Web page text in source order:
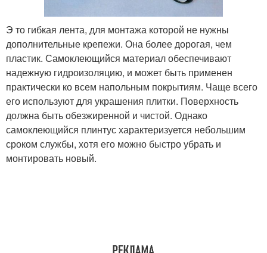
Э то гибкая лента, для монтажа которой не нужны
дополнительные крепежи. Она более дорогая, чем
пластик. Самоклеющийся материал обеспечивают
надежную гидроизоляцию, и может быть применен
практически ко всем напольным покрытиям. Чаще всего
его используют для украшения плитки. Поверхность
должна быть обезжиренной и чистой. Однако
самоклеющийся плинтус характеризуется небольшим
сроком службы, хотя его можно быстро убрать и
монтировать новый.